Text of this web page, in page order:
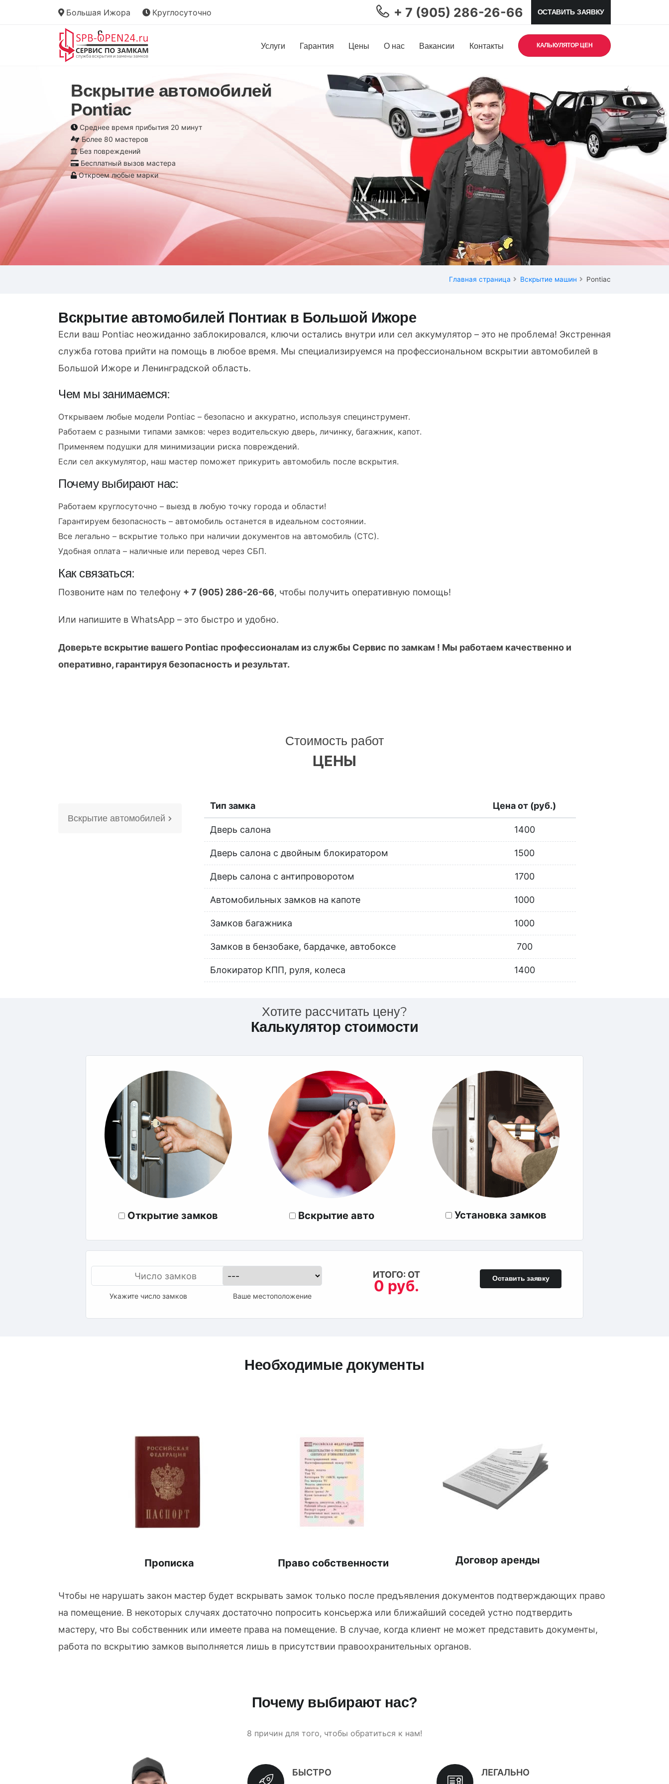
Большая Ижора Круглосуточно + 7 (905) 286-26-66 ОСТАВИТЬ ЗАЯВКУ
Услуги Гарантия Цены О нас Вакансии Контакты КАЛЬКУЛЯТОР ЦЕН
Вскрытие автомобилей
Pontiac
Среднее время прибытия 20 минут
Более 80 мастеров
Без повреждений
Бесплатный вызов мастера
Откроем любые марки
Главная страница Вскрытие машин Pontiac
Вскрытие автомобилей Понтиак в Большой Ижоре
Если ваш Pontiac неожиданно заблокировался, ключи остались внутри или сел аккумулятор – это не проблема! Экстренная
служба готова прийти на помощь в любое время. Мы специализируемся на профессиональном вскрытии автомобилей в
Большой Ижоре и Ленинградской область.
Чем мы занимаемся:
Открываем любые модели Pontiac – безопасно и аккуратно, используя специнструмент.
Работаем с разными типами замков: через водительскую дверь, личинку, багажник, капот.
Применяем подушки для минимизации риска повреждений.
Если сел аккумулятор, наш мастер поможет прикурить автомобиль после вскрытия.
Почему выбирают нас:
Работаем круглосуточно – выезд в любую точку города и области!
Гарантируем безопасность – автомобиль останется в идеальном состоянии.
Все легально – вскрытие только при наличии документов на автомобиль (СТС).
Удобная оплата – наличные или перевод через СБП.
Как связаться:
Позвоните нам по телефону + 7 (905) 286-26-66, чтобы получить оперативную помощь!
Или напишите в WhatsApp – это быстро и удобно.
Доверьте вскрытие вашего Pontiac профессионалам из службы Сервис по замкам ! Мы работаем качественно и
оперативно, гарантируя безопасность и результат.
Стоимость работ
ЦЕНЫ
Вскрытие автомобилей
Тип замка Цена от (руб.)
Дверь салона 1400
Дверь салона с двойным блокиратором 1500
Дверь салона с антипроворотом 1700
Автомобильных замков на капоте 1000
Замков багажника 1000
Замков в бензобаке, бардачке, автобоксе 700
Блокиратор КПП, руля, колеса 1400
Хотите рассчитать цену?
Калькулятор стоимости
Открытие замков Вскрытие авто Установка замков
Укажите число замков Ваше местоположение
ИТОГО: ОТ
0 руб. Оставить заявку
Необходимые документы
Прописка Право собственности Договор аренды
Чтобы не нарушать закон мастер будет вскрывать замок только после предъявления документов подтверждающих право
на помещение. В некоторых случаях достаточно попросить консьержа или ближайший соседей устно подтвердить
мастеру, что Вы собственник или имеете права на помещение. В случае, когда клиент не может представить документы,
работа по вскрытию замков выполняется лишь в присутствии правоохранительных органов.
Почему выбирают нас?
8 причин для того, чтобы обратиться к нам!
БЫСТРО
ЛЕГАЛЬНО